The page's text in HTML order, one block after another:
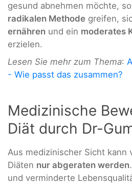
gesund abnehmen möchte,
radikalen Methode greifen,
ernähren und ein moderates
erzielen.
Lesen Sie mehr zum Thema:
- Wie passt das zusammen?
Medizinische
Diät durch Dr-
Aus medizinischer Sicht kann
Diäten nur abgeraten werden
und verminderte